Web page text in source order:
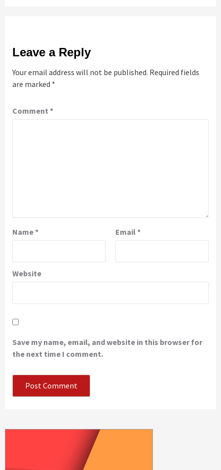
Leave a Reply
Your email address will not be published. Required fields
are marked *
Comment *
Name* Email *
Website
Save my name, email, and website in this browser for
the next time I comment.